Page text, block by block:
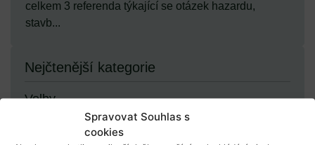
Spravovat Souhlas s
cookies
Nejčtenější kategorie
Volby
celkem 3 referenda týkající se otázek hazardu,
stavb...